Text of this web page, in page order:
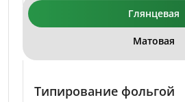
Глянцевая
Матовая
Типирование фольгой